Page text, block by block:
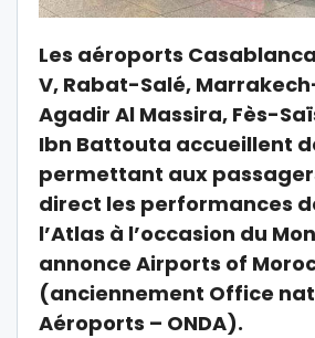
Les aéroports
V, Rabat-Salé,
Agadir Al Massira, Fès-
Ibn Battouta accueillent
permettant aux
direct les performances
l’Atlas à l’occasion du
annonce Airports of
(anciennement Office
Aéroports – ONDA).